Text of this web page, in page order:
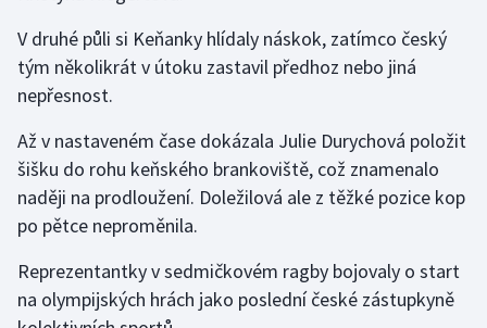
Sportovní střelba
Triatlon
Veslování
Vodní slalom
V druhé půli si Keňanky hlídaly náskok, zatímco český
tým několikrát v útoku zastavil předhoz nebo jiná
nepřesnost.
Až v nastaveném čase dokázala Julie Durychová položit
šišku do rohu keňského brankoviště, což znamenalo
naději na prodloužení. Doležilová ale z těžké pozice kop
po pětce neproměnila.
Reprezentantky v sedmičkovém ragby bojovaly o start
na olympijských hrách jako poslední české zástupkyně